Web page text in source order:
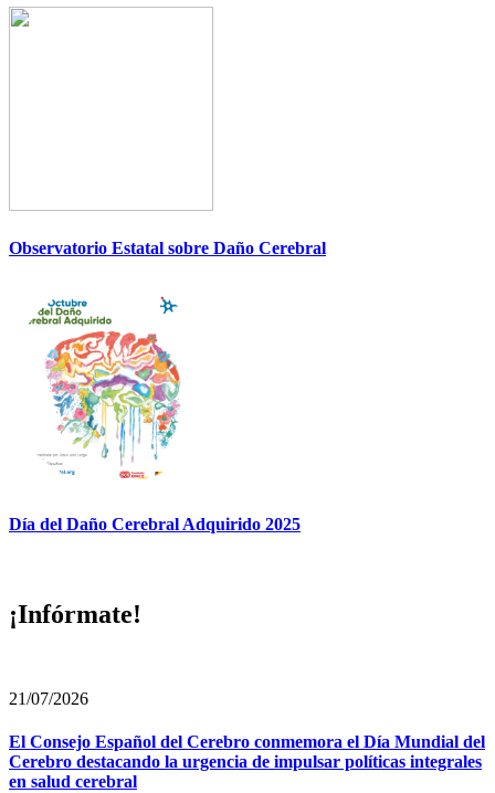
Observatorio Estatal sobre Daño Cerebral
Día del Daño Cerebral Adquirido 2025
¡Infórmate!
21/07/2026
El Consejo Español del Cerebro conmemora el Día Mundial del
Cerebro destacando la urgencia de impulsar políticas integrales
en salud cerebral